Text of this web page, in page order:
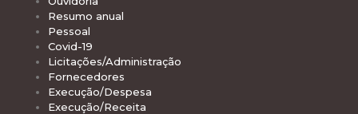
Resumo anual
Pessoal
Covid-19
Licitações/Administração
Fornecedores
Execução/Despesa
Execução/Receita